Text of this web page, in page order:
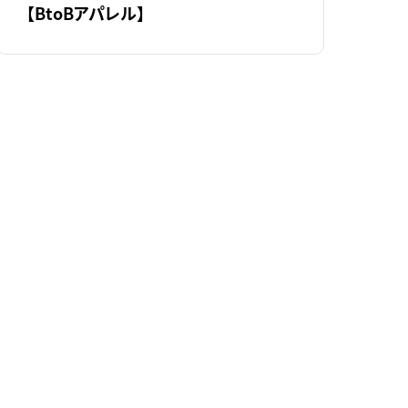
【BtoBアパレル】